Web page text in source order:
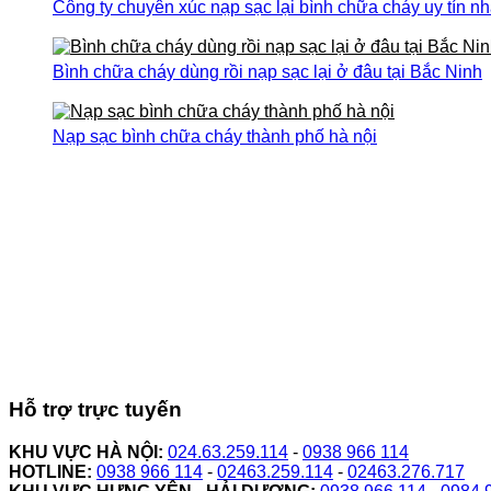
Công ty chuyên xúc nạp sạc lại bình chữa cháy uy tín
Bình chữa cháy dùng rồi nạp sạc lại ở đâu tại Bắc Ninh
Nạp sạc bình chữa cháy thành phố hà nội
Hỗ trợ trực tuyến
KHU VỰC HÀ NỘI: 024.63.259.114 - 0938 966 114
HOTLINE: 0938 966 114 - 02463.259.114 - 02463.276.717